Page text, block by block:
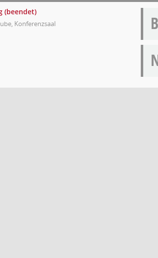
(beendet)
Konferenzsaal